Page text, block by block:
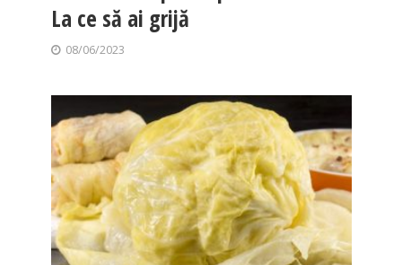
La ce să ai grijă
08/06/2023